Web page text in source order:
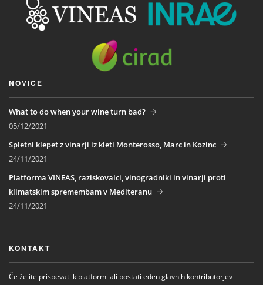
NOVICE
What to do when your wine turn bad?
05/12/2021
Spletni klepet z vinarji iz kleti Monterosso, Marc in Kozinc
24/11/2021
Platforma VINEAS, raziskovalci, vinogradniki in vinarji proti
klimatskim spremembam v Mediteranu
24/11/2021
KONTAKT
Če želite prispevati k platformi ali postati eden glavnih kontributorjev